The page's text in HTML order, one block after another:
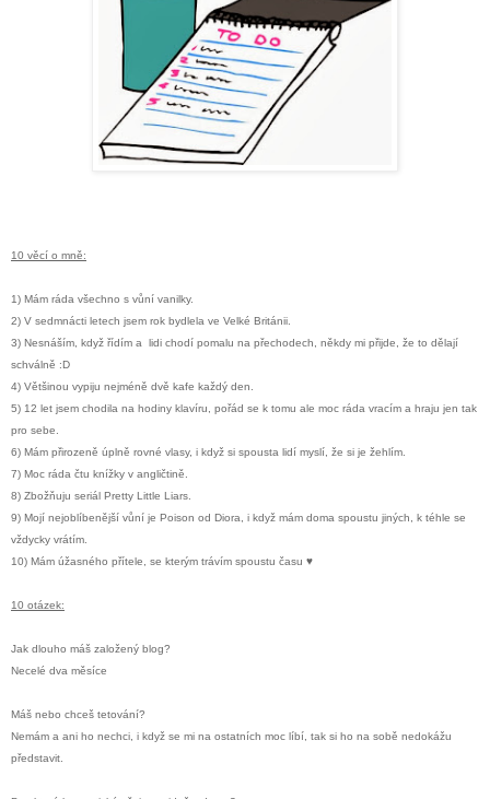
10 věcí o mně:
1) Mám ráda všechno s vůní vanilky.
2) V sedmnácti letech jsem rok bydlela ve Velké Británii.
3) Nesnáším, když řídím a lidi chodí pomalu na přechodech, někdy mi přijde, že to dělají
schválně :D
4) Většinou vypiju nejméně dvě kafe každý den.
5) 12 let jsem chodila na hodiny klavíru, pořád se k tomu ale moc ráda vracím a hraju jen tak
pro sebe.
6) Mám přirozeně úplně rovné vlasy, i když si spousta lidí myslí, že si je žehlím.
7) Moc ráda čtu knížky v angličtině.
8) Zbožňuju seriál Pretty Little Liars.
9) Mojí nejoblíbenější vůní je Poison od Diora, i když mám doma spoustu jiných, k téhle se
vždycky vrátím.
10) Mám úžasného přítele, se kterým trávím spoustu času ♥
10 otázek:
Jak dlouho máš založený blog?
Necelé dva měsíce
Máš nebo chceš tetování?
Nemám a ani ho nechci, i když se mi na ostatních moc líbí, tak si ho na sobě nedokážu
představit.